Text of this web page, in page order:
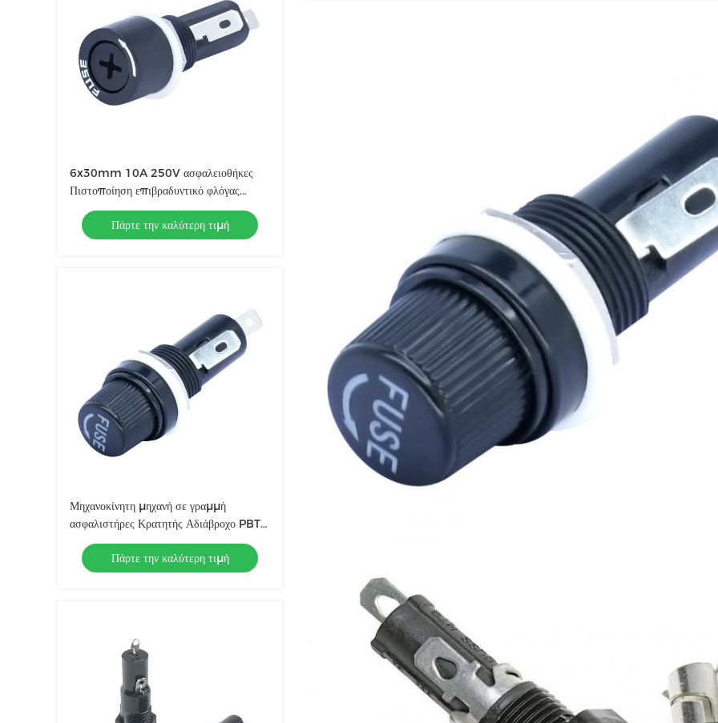
6x30mm 10A 250V ασφαλειοθήκες
Πιστοποίηση επιβραδυντικό φλόγας
ROHS
Πάρτε την καλύτερη τιμή
Μηχανοκίνητη μηχανή σε γραμμή
ασφαλιστήρες Κρατητής Αδιάβροχο PBT
Κατηγορία 94V0 Σώμα
Πάρτε την καλύτερη τιμή